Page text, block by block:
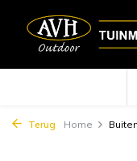
Terug Home